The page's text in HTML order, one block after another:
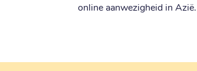
online aanwezigheid in Azië.